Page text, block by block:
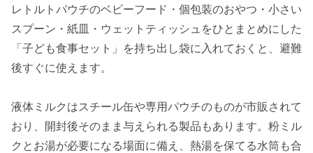
レトルトパウチのベビーフード・個包装のおやつ・小さい
スプーン・紙皿・ウェットティッシュをひとまとめにした
「子ども食事セット」を持ち出し袋に入れておくと、避難
後すぐに使えます。
液体ミルクはスチール缶や専用パウチのものが市販されて
おり、開封後そのまま与えられる製品もあります。粉ミル
クとお湯が必要になる場面に備え、熱湯を保てる水筒も合